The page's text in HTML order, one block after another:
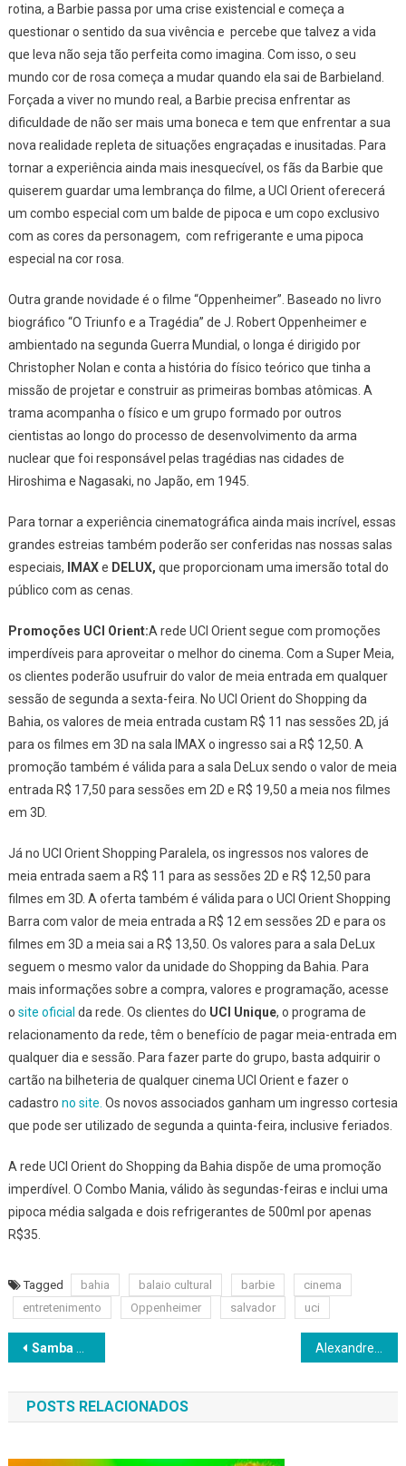
rotina, a Barbie passa por uma crise existencial e começa a
questionar o sentido da sua vivência e percebe que talvez a vida
que leva não seja tão perfeita como imagina. Com isso, o seu
mundo cor de rosa começa a mudar quando ela sai de Barbieland.
Forçada a viver no mundo real, a Barbie precisa enfrentar as
dificuldade de não ser mais uma boneca e tem que enfrentar a sua
nova realidade repleta de situações engraçadas e inusitadas. Para
tornar a experiência ainda mais inesquecível, os fãs da Barbie que
quiserem guardar uma lembrança do filme, a UCI Orient oferecerá
um combo especial com um balde de pipoca e um copo exclusivo
com as cores da personagem, com refrigerante e uma pipoca
especial na cor rosa.
Outra grande novidade é o filme “Oppenheimer”. Baseado no livro
biográfico “O Triunfo e a Tragédia” de J. Robert Oppenheimer e
ambientado na segunda Guerra Mundial, o longa é dirigido por
Christopher Nolan e conta a história do físico teórico que tinha a
missão de projetar e construir as primeiras bombas atômicas. A
trama acompanha o físico e um grupo formado por outros
cientistas ao longo do processo de desenvolvimento da arma
nuclear que foi responsável pelas tragédias nas cidades de
Hiroshima e Nagasaki, no Japão, em 1945.
Para tornar a experiência cinematográfica ainda mais incrível, essas
grandes estreias também poderão ser conferidas nas nossas salas
especiais,
IMAXe DELUX, que proporcionam uma imersão total do
público com as cenas.
Promoções UCI Orient:A rede UCI Orient segue com promoções
imperdíveis para aproveitar o melhor do cinema. Com a Super Meia,
os clientes poderão usufruir do valor de meia entrada em qualquer
sessão de segunda a sexta-feira. No UCI Orient do Shopping da
Bahia, os valores de meia entrada custam R$ 11 nas sessões 2D, já
para os filmes em 3D na sala IMAX o ingresso sai a R$ 12,50. A
promoção também é válida para a sala DeLux sendo o valor de meia
entrada R$ 17,50 para sessões em 2D e R$ 19,50 a meia nos filmes
em 3D.
Já no UCI Orient Shopping Paralela, os ingressos nos valores de
meia entrada saem a R$ 11 para as sessões 2D e R$ 12,50 para
filmes em 3D. A oferta também é válida para o UCI Orient Shopping
Barra com valor de meia entrada a R$ 12 em sessões 2D e para os
filmes em 3D a meia sai a R$ 13,50. Os valores para a sala DeLux
seguem o mesmo valor da unidade do Shopping da Bahia. Para
mais informações sobre a compra, valores e programação, acesse
o site oficial da rede. Os clientes do UCI Unique, o programa de
relacionamento da rede, têm o benefício de pagar meia-entrada em
qualquer dia e sessão. Para fazer parte do grupo, basta adquirir o
cartão na bilheteria de qualquer cinema UCI Orient e fazer o
cadastro no site. Os novos associados ganham um ingresso cortesia
que pode ser utilizado de segunda a quinta-feira, inclusive feriados.
A rede UCI Orient do Shopping da Bahia dispõe de uma promoção
imperdível. O Combo Mania, válido às segundas-feiras e inclui uma
pipoca média salgada e dois refrigerantes de 500ml por apenas
R$35.
Tagged bahia balaio cultural barbie
cinema
entretenimento
Oppenheimer salvador uci
Navegação
de
Post
Samba Piatã divulga ordem das atrações
POSTS RELACIONADOS